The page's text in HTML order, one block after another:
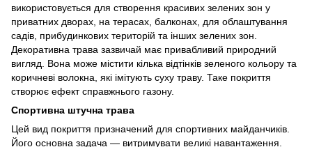
використовується для створення красивих зелених зон у
приватних дворах, на терасах, балконах, для облаштування
садів, прибудинкових територій та інших зелених зон.
Декоративна трава зазвичай має привабливий природний
вигляд. Вона може містити кілька відтінків зеленого кольору та
коричневі волокна, які імітують суху траву. Таке покриття
створює ефект справжнього газону.
Спортивна штучна трава
Цей вид покриття призначений для спортивних майданчиків.
Його основна задача — витримувати великі навантаження.